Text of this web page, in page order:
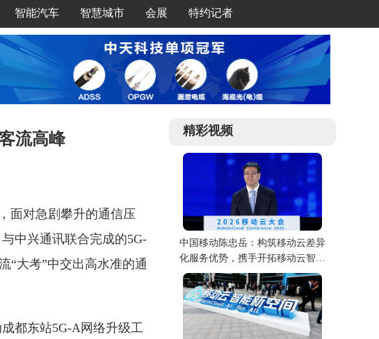
智能汽车 智慧城市 会展 特约记者
流高峰
面对急剧攀升的通信压
中兴通讯联合完成的5G-
“大考”中交出高水准的通
都东站5G-A网络升级工
精彩视频
中国移动陈忠岳：构筑移动云差异
化服务优势，携手开拓移动云智能
新空间